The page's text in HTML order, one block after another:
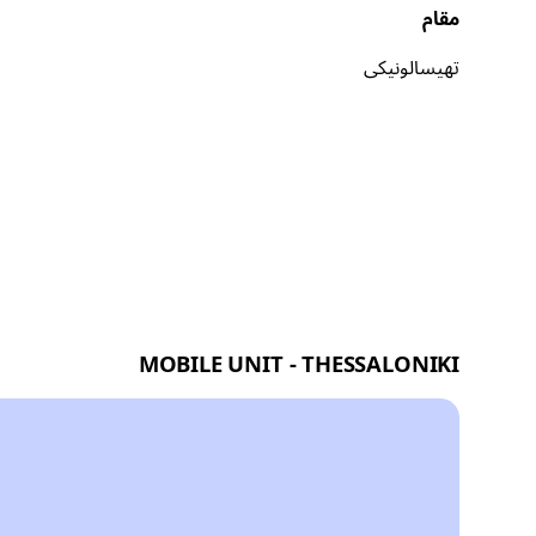
مقام
تھیسالونیکی
MOBILE UNIT - THESSALONIKI